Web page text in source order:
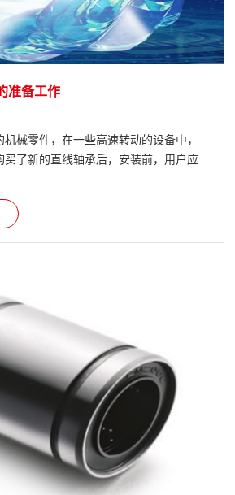
准备工作
械零件，在一些高速转动的设备中，
了新的直线轴承后，安装前，用户应